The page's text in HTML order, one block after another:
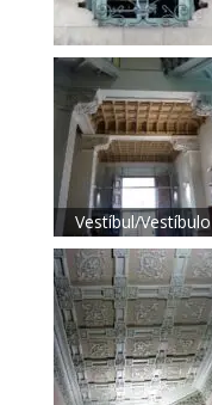
Vestíbul/Vestíbulo